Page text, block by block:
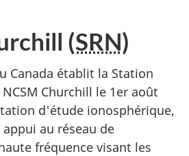
(SRN)
Canada établit la Station
Churchill le 1er août
d'étude ionosphérique,
au réseau de
fréquence visant les